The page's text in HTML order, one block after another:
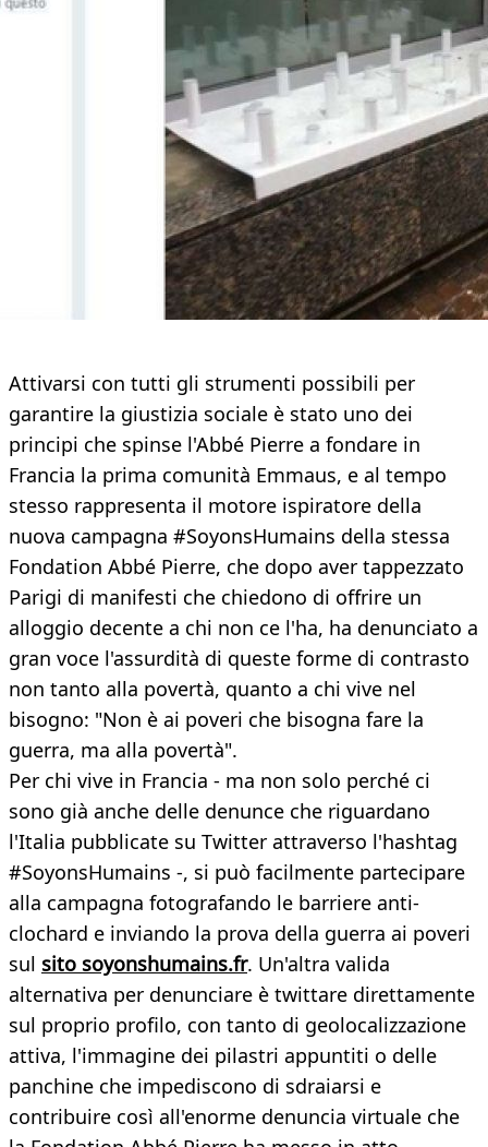
Attivarsi con tutti gli strumenti possibili per
garantire la giustizia sociale è stato uno dei
principi che spinse l'Abbé Pierre a fondare in
Francia la prima comunità Emmaus, e al tempo
stesso rappresenta il motore ispiratore della
nuova campagna #SoyonsHumains della stessa
Fondation Abbé Pierre, che dopo aver tappezzato
Parigi di manifesti che chiedono di offrire un
alloggio decente a chi non ce l'ha, ha denunciato a
gran voce l'assurdità di queste forme di contrasto
non tanto alla povertà, quanto a chi vive nel
bisogno: "Non è ai poveri che bisogna fare la
guerra, ma alla povertà".
Per chi vive in Francia - ma non solo perché ci
sono già anche delle denunce che riguardano
l'Italia pubblicate su Twitter attraverso l'hashtag
#SoyonsHumains -, si può facilmente partecipare
alla campagna fotografando le barriere anti-
clochard e inviando la prova della guerra ai poveri
sul sito soyonshumains.fr. Un'altra valida
alternativa per denunciare è twittare direttamente
sul proprio profilo, con tanto di geolocalizzazione
attiva, l'immagine dei pilastri appuntiti o delle
panchine che impediscono di sdraiarsi e
contribuire così all'enorme denuncia virtuale che